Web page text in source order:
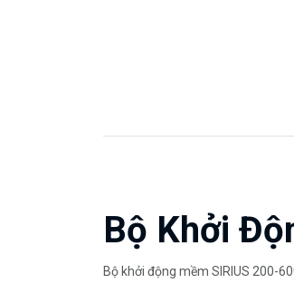
Bộ Khởi
Bộ khởi động mềm SIRIUS 200-